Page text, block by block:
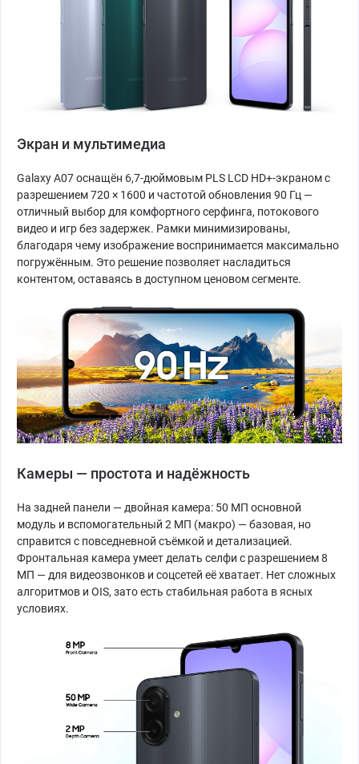
Экран и мультимедиа
Galaxy A07 оснащён 6,7-дюймовым PLS LCD HD+-экраном с
разрешением 720 × 1600 и частотой обновления 90 Гц —
отличный выбор для комфортного серфинга, потокового
видео и игр без задержек. Рамки минимизированы,
благодаря чему изображение воспринимается максимально
погружённым. Это решение позволяет насладиться
контентом, оставаясь в доступном ценовом сегменте.
Камеры — простота и надёжность
На задней панели — двойная камера: 50 МП основной
модуль и вспомогательный 2 МП (макро) — базовая, но
справится с повседневной съёмкой и детализацией.
Фронтальная камера умеет делать селфи с разрешением 8
МП — для видеозвонков и соцсетей её хватает. Нет сложных
алгоритмов и OIS, зато есть стабильная работа в ясных
условиях.